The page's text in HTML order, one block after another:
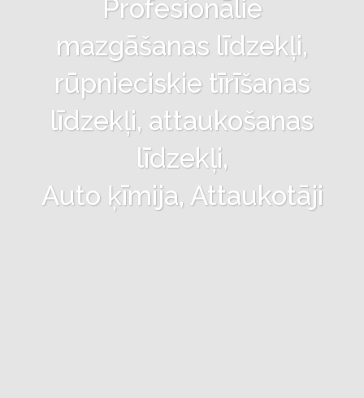
Profesionālie
mazgāšanas līdzekļi,
rūpnieciskie tīrīšanas
līdzekļi, attaukošanas
līdzekļi,
Auto ķīmija, Attaukotāji